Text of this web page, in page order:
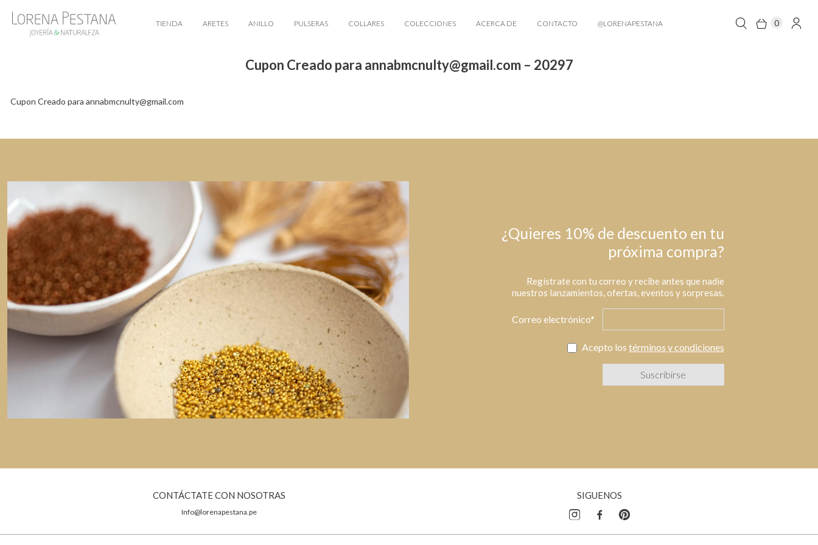
TIENDA ARETES ANILLO PULSERAS COLLARES COLECCIONES ACERCA DE CONTACTO @LORENAPESTANA 0
Cupon Creado para annabmcnulty@gmail.com – 20297
Cupon Creado para annabmcnulty@gmail.com
¿Quieres 10% de descuento en tu
próxima compra?
Regístrate con tu correo y recibe antes que nadie
nuestros lanzamientos, ofertas, eventos y sorpresas.
Correo electrónico*
Acepto los términos y condiciones
CONTÁCTATE CON NOSOTRAS
Info@lorenapestana.pe
SIGUENOS